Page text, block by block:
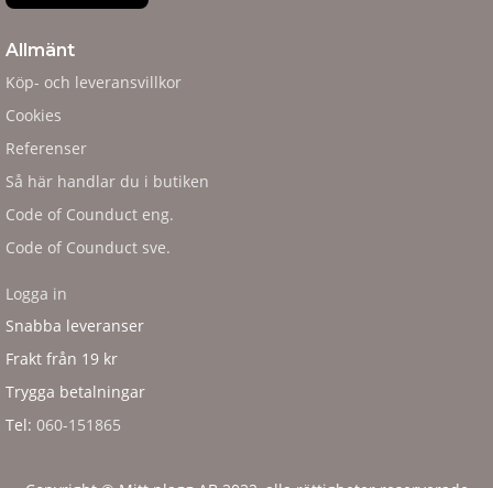
Allmänt
Köp- och leveransvillkor
Cookies
Referenser
Så här handlar du i butiken
Code of Counduct eng.
Code of Counduct sve.
Logga in
Snabba leveranser
Frakt från 19 kr
Trygga betalningar
Tel: 060-151865